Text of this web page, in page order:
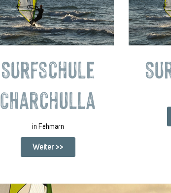
Surfschule
Charchulla
in Fehmarn
Weiter >>